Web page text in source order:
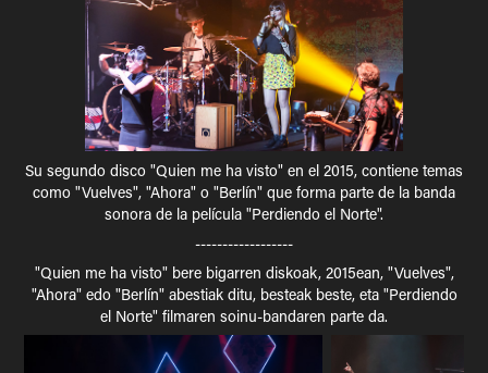
Su segundo disco "Quien me ha visto" en el 2015, contiene temas
como "Vuelves", "Ahora" o "Berlín" que forma parte de la banda
sonora de la película "Perdiendo el Norte".
------------------
"Quien me ha visto" bere bigarren diskoak, 2015ean, "Vuelves",
"Ahora" edo "Berlín" abestiak ditu, besteak beste, eta "Perdiendo
el Norte" filmaren soinu-bandaren parte da.